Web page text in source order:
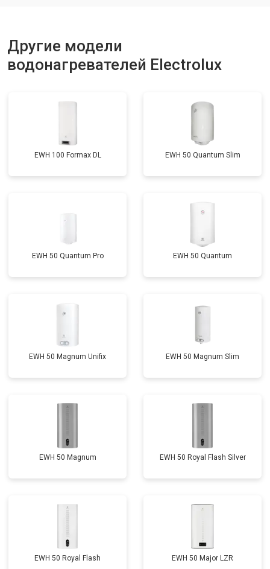
Ремонт платы управления
(восстановление)
Замена платы управления от 3900 ₽ Заказать
Другие модели
водонагревателей Electrolux
EWH 100 Formax DL EWH 50 Quantum Slim
EWH 50 Quantum Pro EWH 50 Quantum
EWH 50 Magnum Unifix EWH 50 Magnum Slim
EWH 50 Magnum EWH 50 Royal Flash Silver
EWH 50 Royal Flash EWH 50 Major LZR